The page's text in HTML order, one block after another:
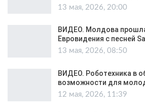
13 мая, 2026, 20:00
ВИДЕО. Молдова
Евровидения с песней
13 мая, 2026, 08:50
ВИДЕО. Роботехника в
возможности для
12 мая, 2026, 11:39